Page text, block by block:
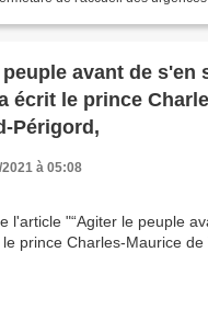
avant de s'en
Maurice de
Périgord,
à 05:08